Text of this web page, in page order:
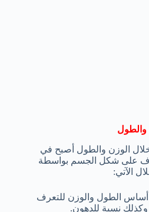
الوزن والطول أصبح في
على شكل الجسم بواسطة
الآتي:
الطول والوزن للتعرف
نسبة للدهون.